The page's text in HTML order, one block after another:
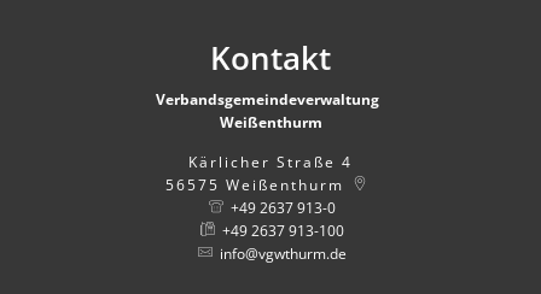
Kontakt
Verbandsgemeindeverwaltung
Weißenthurm
Kärlicher Straße 4
56575 Weißenthurm
+49 2637 913-0
+49 2637 913-100
info@vgwthurm.de